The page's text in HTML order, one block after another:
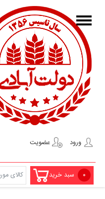
ورود
عضویت
۰ سبد خرید